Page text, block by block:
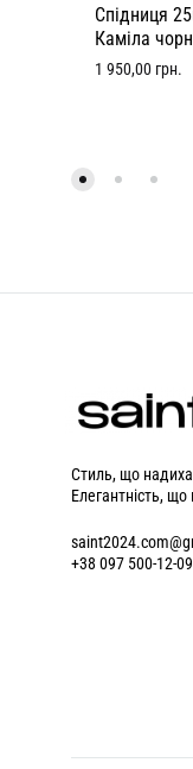
Спідниця
Каміла
1 950,00 грн.
Стиль, що
Елегантність,
+38 097 500-12-09